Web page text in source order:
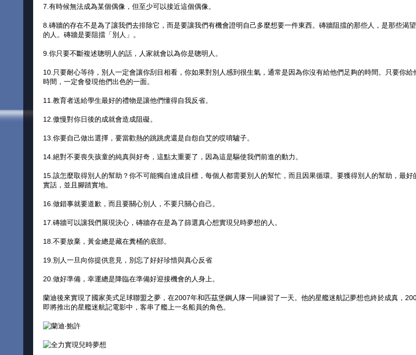
7.有時候無法成為某個偶像，但至少可以接近這個偶像。
8.磚牆的存在不是為了讓我們去排除它，而是要讓我們有機會證明自己多麼想要一件東西。磚牆阻擋的那些人，是那些渴
的人。磚牆是要阻擋「別人」。
9.你只要不斷複述聰明人的話，人家就會以為你是聰明人。
10.只要耐心等待，別人一定會讓你刮目相看，你如果對別人感到很生氣，通常是因為你沒有給他們足夠的時間。只要你給
時間，一定會發現他們出色的一面。
11.教育者送給學生最好的禮物是讓他們懂得自我反省。
12.傲慢對你日後的成就會造成阻礙。
13.你要自己做出選擇，要當歡熱的跳跳虎還是自怨自艾的哎唷驢子。
14.絕對不要喪失孩童的純真與好奇，這點太重要了，因為這是驅使我們前進的動力。
15.該怎麼取得別人的幫助？你不可能獨自達成目標，每個人都需要別人的幫忙，而且因果循環。要獲得別人的幫助，最好
實話，並且腳踏實地。
16.做錯事就要道歉，而且要關心別人，不要只關心自己。
17.磚牆可以讓我們展現決心，磚牆存在是為了篩選真心想實現兒時夢想的人。
18.不要放棄，黃金總是藏在糞桶的底部。
19.別人一旦向你提供意見，別忘了好好珍惜與真心反省
20.做好準備，幸運總是降臨在準備好迎接機會的人身上。
蘭迪後來實現了國家美式足球聯盟之夢，在2007年和匹茲堡鋼人隊一同練習了一天。他的星艦迷航記夢想也終於成真，
即將推出的星艦迷航記電影中，客串了艦上一名船員的角色。